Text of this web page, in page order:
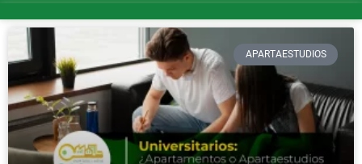
APARTAESTUDIOS